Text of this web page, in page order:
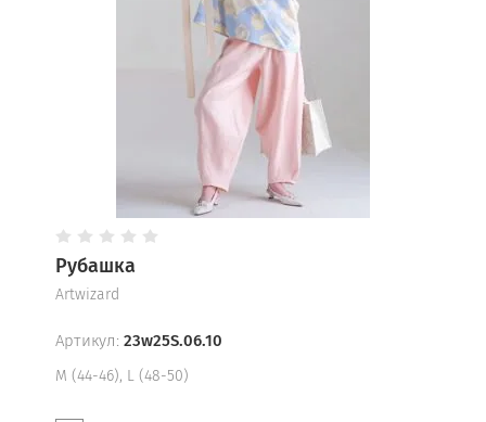
Рубашка
Artwizard
Артикул: 23w25S.06.10
М (44-46), L (48-50)